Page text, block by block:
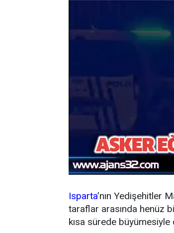
Isparta’nın Yedişehitler
taraflar arasında henüz
kısa sürede